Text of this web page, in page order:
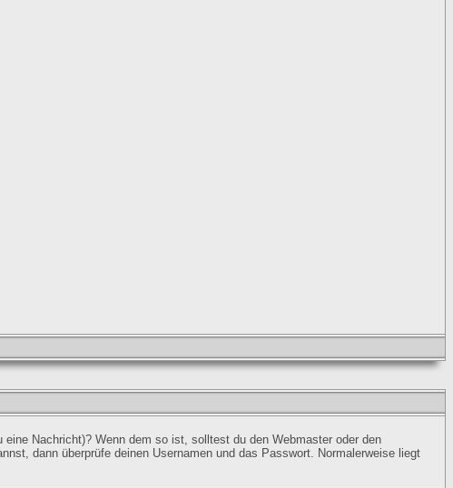
Nachricht)? Wenn dem so ist, solltest du den Webmaster oder den
dann überprüfe deinen Usernamen und das Passwort. Normalerweise liegt